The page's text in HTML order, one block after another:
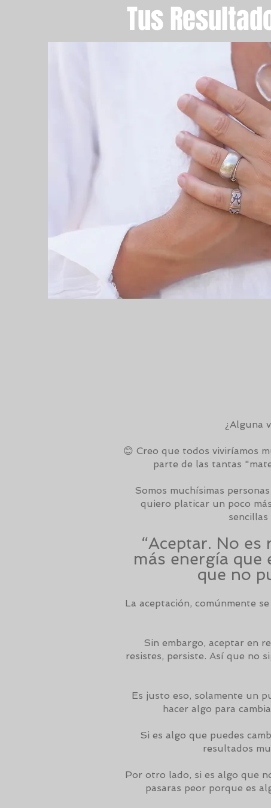
Tus
¿Alguna
😊 Creo que todos viviríamos
parte de las tantas
Somos muchísimas
quiero platicar un poco
“Aceptar. No es
más energía que
que no
La aceptación, comúnmente
Sin embargo, aceptar en
resistes, persiste. Así que no
Es justo eso, solamente un
hacer algo para
Si es algo que puedes
resultados
Por otro lado, si es algo que
pasaras peor porque es